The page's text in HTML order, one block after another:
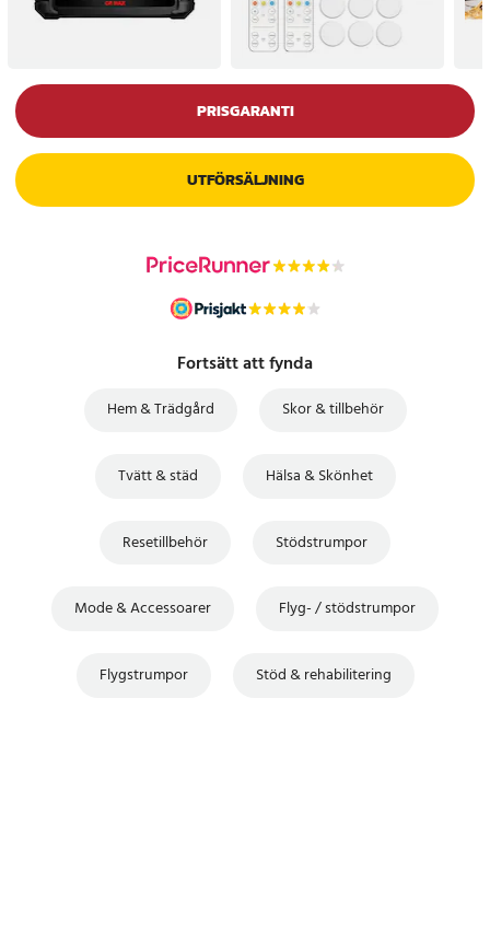
PRISGARANTI
UTFÖRSÄLJNING
Fortsätt att fynda
Hem & Trädgård Skor & tillbehör
Tvätt & städ Hälsa & Skönhet
Resetillbehör Stödstrumpor
Mode & Accessoarer Flyg- / stödstrumpor
Flygstrumpor Stöd & rehabilitering